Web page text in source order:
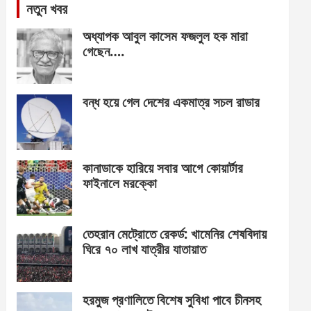
নতুন খবর
অধ্যাপক আবুল কাসেম ফজলুল হক মারা
গেছেন….
বন্ধ হয়ে গেল দেশের একমাত্র সচল রাডার
কানাডাকে হারিয়ে সবার আগে কোয়ার্টার
ফাইনালে মরক্কো
তেহরান মেট্রোতে রেকর্ড: খামেনির শেষবিদায়
ঘিরে ৭০ লাখ যাত্রীর যাতায়াত
হরমুজ প্রণালিতে বিশেষ সুবিধা পাবে চীনসহ